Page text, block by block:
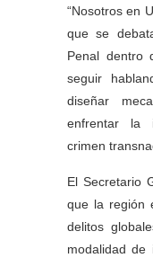
“Nosotros en
que se
Penal dentro
seguir
diseñar
enfrentar la
crimen
El Secretario
que la región
delitos
modalidad de